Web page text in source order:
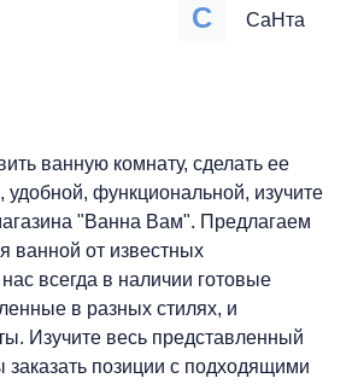
С СаНта
ванную комнату, сделать ее
функциональной, изучите
"Ванна Вам". Предлагаем
ванной от известных
всегда в наличии готовые
в разных стилях, и
Изучите весь представленный
заказать позиции с подходящими